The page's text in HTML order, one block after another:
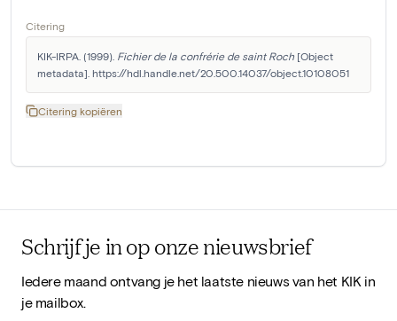
Citering
KIK-IRPA. (1999). Fichier de la confrérie de saint Roch [Object
metadata]. https://hdl.handle.net/20.500.14037/object.10108051
Citering kopiëren
Schrijf je in op onze nieuwsbrief
Iedere maand ontvang je het laatste nieuws van het KIK in
je mailbox.